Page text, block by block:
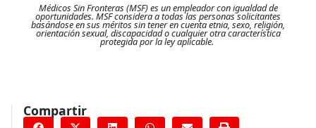
Médicos Sin Fronteras (MSF) es un empleador con igualdad de
oportunidades. MSF considera a todas las personas solicitantes
basándose en sus méritos sin tener en cuenta etnia, sexo, religión,
orientación sexual, discapacidad o cualquier otra característica
protegida por la ley aplicable.
Compartir